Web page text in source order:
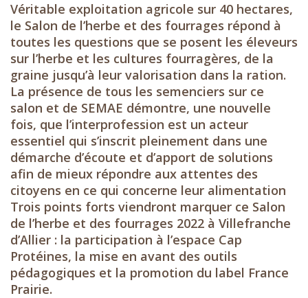
Véritable exploitation agricole sur 40 hectares,
le Salon de l’herbe et des fourrages répond à
toutes les questions que se posent les éleveurs
sur l’herbe et les cultures fourragères, de la
graine jusqu’à leur valorisation dans la ration.
La présence de tous les semenciers sur ce
salon et de SEMAE démontre, une nouvelle
fois, que l’interprofession est un acteur
essentiel qui s’inscrit pleinement dans une
démarche d’écoute et d’apport de solutions
afin de mieux répondre aux attentes des
citoyens en ce qui concerne leur alimentation
Trois points forts viendront marquer ce Salon
de l’herbe et des fourrages 2022 à Villefranche
d’Allier : la participation à l’espace Cap
Protéines, la mise en avant des outils
pédagogiques et la promotion du label France
Prairie.